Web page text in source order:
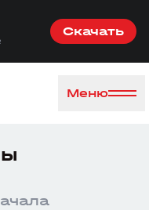
Скачать
Меню